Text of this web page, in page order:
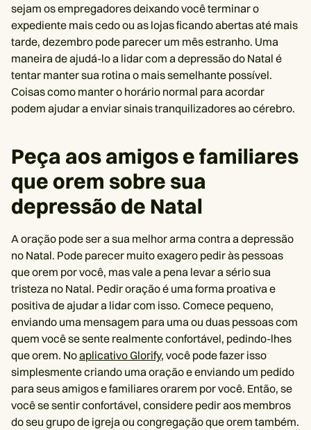
sejam os empregadores deixando você terminar o
expediente mais cedo ou as lojas ficando abertas até mais
tarde, dezembro pode parecer um mês estranho. Uma
maneira de ajudá-lo a lidar com a depressão do Natal é
tentar manter sua rotina o mais semelhante possível.
Coisas como manter o horário normal para acordar
podem ajudar a enviar sinais tranquilizadores ao cérebro.
Peça aos amigos e familiares
que orem sobre sua
depressão de Natal
A oração pode ser a sua melhor arma contra a depressão
no Natal. Pode parecer muito exagero pedir às pessoas
que orem por você, mas vale a pena levar a sério sua
tristeza no Natal. Pedir oração é uma forma proativa e
positiva de ajudar a lidar com isso. Comece pequeno,
enviando uma mensagem para uma ou duas pessoas com
quem você se sente realmente confortável, pedindo-lhes
que orem. Noaplicativo Glorify, você pode fazer isso
simplesmente criando uma oração e enviando um pedido
para seus amigos e familiares orarem por você. Então, se
você se sentir confortável, considere pedir aos membros
do seu grupo de igreja ou congregação que orem também.